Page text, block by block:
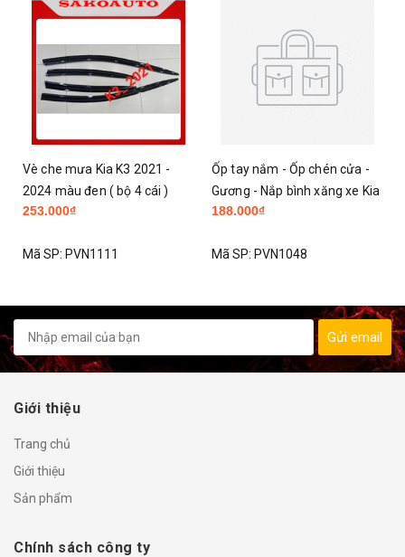
Vè che mưa Kia K3 2021 -
2024 màu đen ( bộ 4 cái )
253.000₫
Mã SP: PVN1111
Ốp tay nắm - Ốp chén cửa -
Gương - Nắp bình xăng xe Kia
K3 2022 - 2025 Carbon cao
188.000₫
Mã SP: PVN1048
Gửi email
Giới thiệu
Trang chủ
Giới thiệu
Sản phẩm
Chính sách công ty